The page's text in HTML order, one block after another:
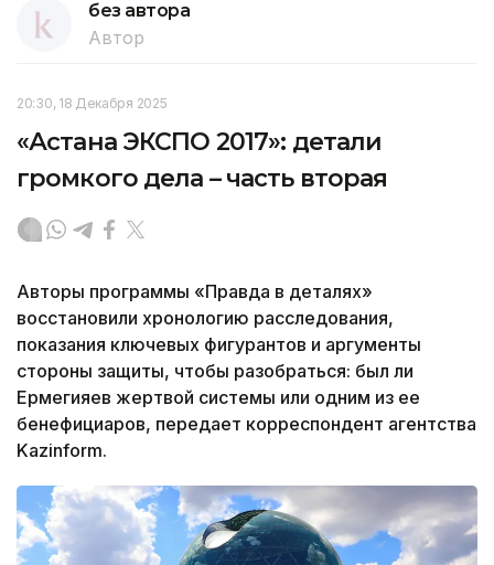
без автора
Автор
20:30, 18 Декабря 2025
«Астана ЭКСПО 2017»: детали
громкого дела – часть вторая
Авторы программы «Правда в деталях»
восстановили хронологию расследования,
показания ключевых фигурантов и аргументы
стороны защиты, чтобы разобраться: был ли
Ермегияев жертвой системы или одним из ее
бенефициаров, передает корреспондент агентства
Kazinform.